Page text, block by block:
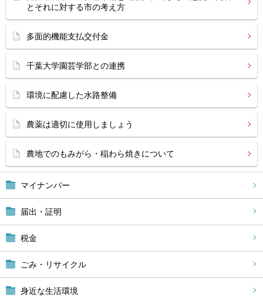
マイナンバー
届出・証明
税金
ごみ・リサイクル
身近な生活環境
とそれに対する市の考え方
多面的機能支払交付金
千葉大学園芸学部との連携
環境に配慮した水路整備
農薬は適切に使用しましょう
農地でのもみがら・稲わら焼きについて